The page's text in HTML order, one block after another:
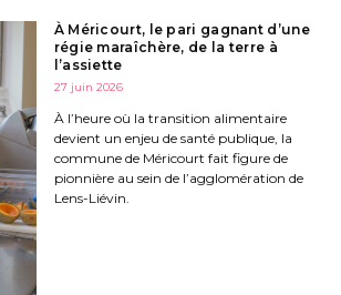
À Méricourt, le pari gagnant d’une
régie maraîchère, de la terre à
l’assiette
27 juin 2026
À l’heure où la transition alimentaire
devient un enjeu de santé publique, la
commune de Méricourt fait figure de
pionnière au sein de l’agglomération de
Lens-Liévin.